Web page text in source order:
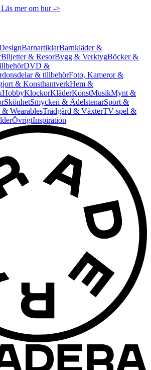
mer om hur ->
BarnartiklarBarnkläder &
Biljetter & ResorBygg & VerktygBöcker &
DVD &
& tillbehörFoto, Kameror &
& KonsthantverkHem &
HobbyKlockorKläderKonstMusikMynt &
SkönhetSmycken & ÄdelstenarSport &
WearablesTrädgård & VäxterTV-spel &
ÖvrigtInspiration